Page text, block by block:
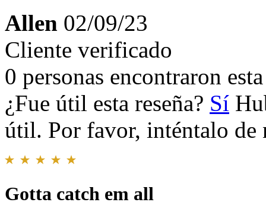
Allen 02/09/23
Cliente verificado
0 personas encontraron
¿Fue útil esta reseña? Sí
útil. Por favor, inténtalo de
Gotta catch em all